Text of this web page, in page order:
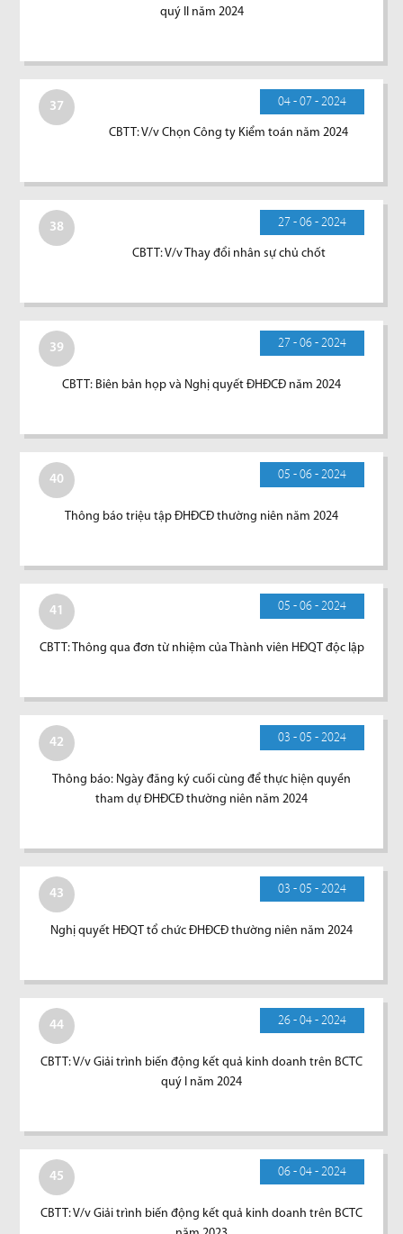
quý II năm 2024
37 04 - 07 - 2024
CBTT: V/v Chọn Công ty Kiểm toán năm 2024
38 27 - 06 - 2024
CBTT: V/v Thay đổi nhân sự chủ chốt
39 27 - 06 - 2024
CBTT: Biên bản họp và Nghị quyết ĐHĐCĐ năm 2024
40 05 - 06 - 2024
Thông báo triệu tập ĐHĐCĐ thường niên năm 2024
41 05 - 06 - 2024
CBTT: Thông qua đơn từ nhiệm của Thành viên HĐQT độc lập
42 03 - 05 - 2024
Thông báo: Ngày đăng ký cuối cùng để thực hiện quyền
tham dự ĐHĐCĐ thường niên năm 2024
43 03 - 05 - 2024
Nghị quyết HĐQT tổ chức ĐHĐCĐ thường niên năm 2024
44 26 - 04 - 2024
CBTT: V/v Giải trình biến động kết quả kinh doanh trên BCTC
quý I năm 2024
45 06 - 04 - 2024
CBTT: V/v Giải trình biến động kết quả kinh doanh trên BCTC